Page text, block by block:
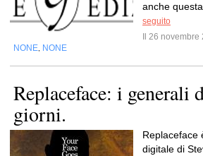
anche
seguito
Il 26
NONE NONE
Replaceface: i generali
giorni.
Replaceface
digitale di